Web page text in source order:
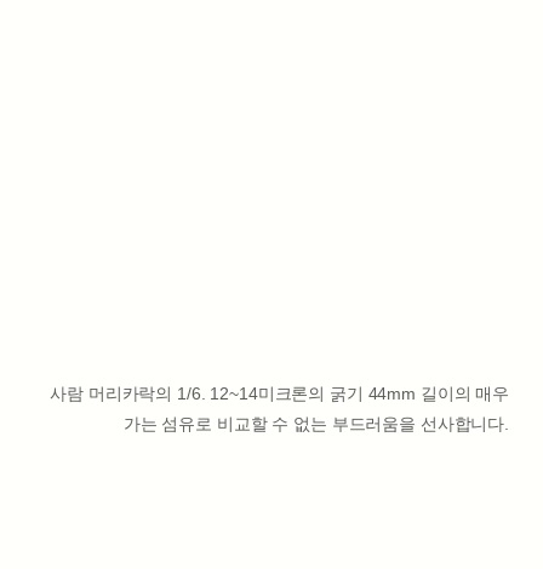
사람 머리카락의 1/6. 12~14미크론의 굵기 44mm 길이의 매우
가는 섬유로 비교할 수 없는 부드러움을 선사합니다.